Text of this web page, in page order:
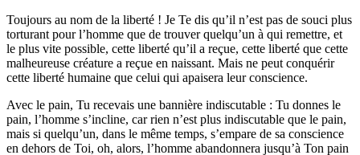
Toujours au nom de la liberté ! Je Te dis qu’il n’est pas de souci plus
torturant pour l’homme que de trouver quelqu’un à qui remettre, et
le plus vite possible, cette liberté qu’il a reçue, cette liberté que cette
malheureuse créature a reçue en naissant. Mais ne peut conquérir
cette liberté humaine que celui qui apaisera leur conscience.
Avec le pain, Tu recevais une bannière indiscutable : Tu donnes le
pain, l’homme s’incline, car rien n’est plus indiscutable que le pain,
mais si quelqu’un, dans le même temps, s’empare de sa conscience
en dehors de Toi, oh, alors, l’homme abandonnera jusqu’à Ton pain